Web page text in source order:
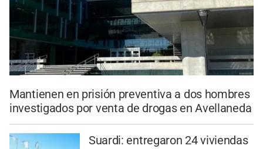
Mantienen en prisión preventiva a dos hombres
investigados por venta de drogas en Avellaneda
Suardi: entregaron 24 viviendas